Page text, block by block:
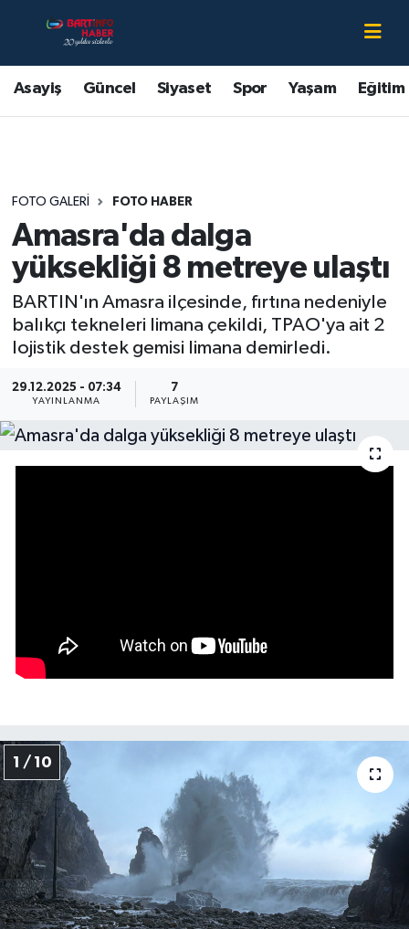
Asayiş Güncel Siyaset Spor Yaşam Eğitim
FOTO GALERI FOTO HABER
Amasra'da dalga
yüksekliği 8 metreye ulaştı
BARTIN'ın Amasra ilçesinde, fırtına nedeniyle
balıkçı tekneleri limana çekildi, TPAO'ya ait 2
lojistik destek gemisi limana demirledi.
29.12.2025 - 07:34
YAYINLANMA
7
PAYLAŞIM
1 / 10
Asayiş
Bartın Hakkında
Eğitim
Ekonomi
Güncel
Kültür-Sanat
Magazin
Medya
Turizm
Yaşam
Yerel Yönetimler
DÜNYA
Bartın Nöbetçi Eczaneler
Bartın Hava Durumu
Bartın Trafik Yoğunluk Haritası
Süper Lig Puan Durumu ve Fikstür
Tüm Manşetler
Son Dakika Haberleri
Haber Arşivi